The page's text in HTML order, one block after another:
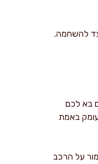
גבוה. מטגנים את הקבבים 3 דקות מכל צד להשחמה.
בא לכם
עומק באמת
על הרכב